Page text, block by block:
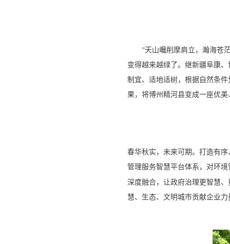
“天山巉削摩肩立，瀚海苍
变得越来越绿了。继新疆阜康
制宜、适地适树，根据自然条
果，将博州精河县变成一座优
春华秋实，未来可期。打造有
管理服务智慧平台体系，对环境
深度融合，让政府治理更智慧
慧、生态、文明城市贡献企业力